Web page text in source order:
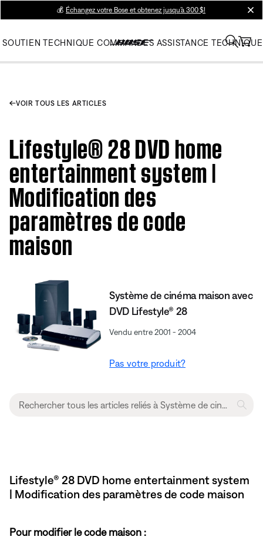
💰 Échangez votre Bose et obtenez jusqu’à 300 $!
SOUTIEN TECHNIQUE COMMANDES ASSISTANCE TECHNIQUE
VOIR TOUS LES ARTICLES
Lifestyle® 28 DVD home
entertainment system |
Modification des
paramètres de code
maison
Système de cinéma maison avec
DVD Lifestyle® 28
Vendu entre 2001 - 2004
Pas votre produit?
Lifestyle® 28 DVD home entertainment system
| Modification des paramètres de code maison
Pour modifier le code maison :